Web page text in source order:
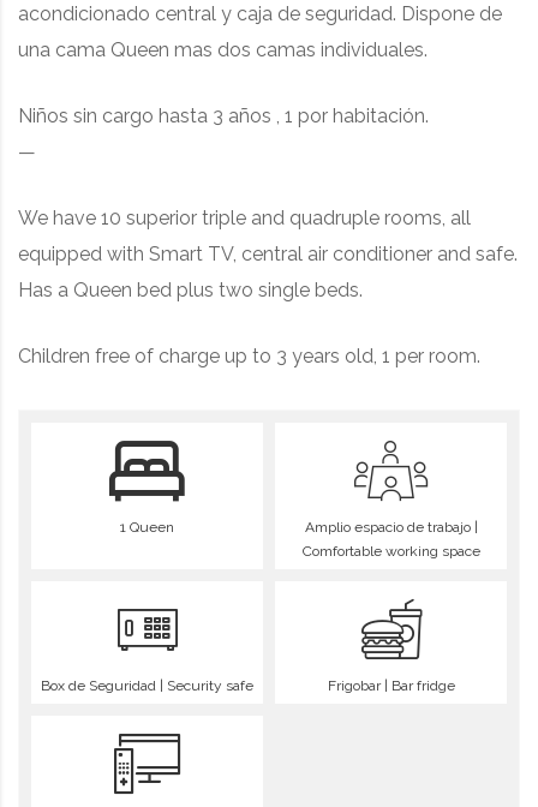
1 Queen
Amplio espacio de trabajo |
Comfortable working space
Box de Seguridad | Security safe Frigobar | Bar fridge
acondicionado central y caja de seguridad. Dispone de
una cama Queen mas dos camas individuales.
Niños sin cargo hasta 3 años , 1 por habitación.
—
We have 10 superior triple and quadruple rooms , all
equipped with Smart TV, central air conditioner and safe.
Has a Queen bed plus two single beds.
Children free of charge up to 3 years old, 1 per room.